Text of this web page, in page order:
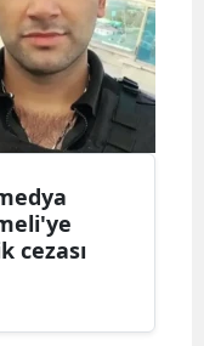
cezası